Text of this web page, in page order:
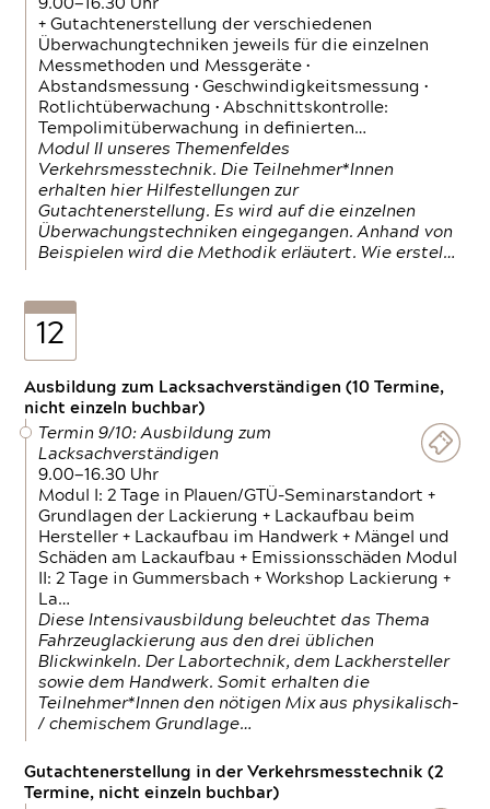
9.00—16.30 Uhr
+ Gutachtenerstellung der verschiedenen
Überwachungtechniken jeweils für die einzelnen
Messmethoden und Messgeräte •
Abstandsmessung • Geschwindigkeitsmessung •
Rotlichtüberwachung • Abschnittskontrolle:
Tempolimitüberwachung in definierten…
Modul II unseres Themenfeldes
Verkehrsmesstechnik. Die Teilnehmer*Innen
erhalten hier Hilfestellungen zur
Gutachtenerstellung. Es wird auf die einzelnen
Überwachungstechniken eingegangen. Anhand von
Beispielen wird die Methodik erläutert. Wie erstel…
12
Ausbildung zum Lacksachverständigen (10 Termine,
nicht einzeln buchbar)
Termin 9/10: Ausbildung zum
Lacksachverständigen
9.00—16.30 Uhr
Modul I: 2 Tage in Plauen/GTÜ-Seminarstandort +
Grundlagen der Lackierung + Lackaufbau beim
Hersteller + Lackaufbau im Handwerk + Mängel und
Schäden am Lackaufbau + Emissionsschäden Modul
II: 2 Tage in Gummersbach + Workshop Lackierung +
La…
Diese Intensivausbildung beleuchtet das Thema
Fahrzeuglackierung aus den drei üblichen
Blickwinkeln. Der Labortechnik, dem Lackhersteller
sowie dem Handwerk. Somit erhalten die
Teilnehmer*Innen den nötigen Mix aus physikalisch-
/ chemischem Grundlage…
Gutachtenerstellung in der Verkehrsmesstechnik (2
Termine, nicht einzeln buchbar)